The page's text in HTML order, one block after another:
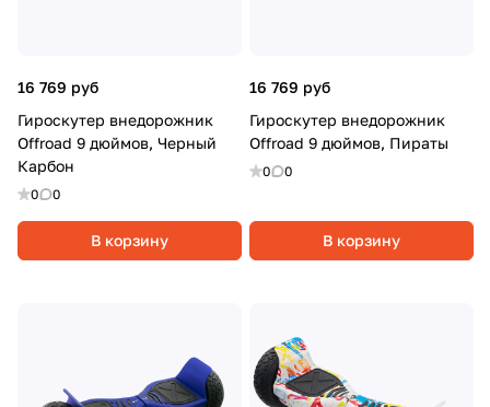
16 769 руб
Гироскутер внедорожник
Offroad 9 дюймов, Черный
Карбон
0 0
В корзину
16 769 руб
Гироскутер внедорожник
Offroad 9 дюймов, Пираты
0 0
В корзину